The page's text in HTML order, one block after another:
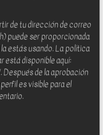
de tu dirección de correo
puede ser proporcionada
estás usando. La política
está disponible aquí:
de la aprobación
es visible para el